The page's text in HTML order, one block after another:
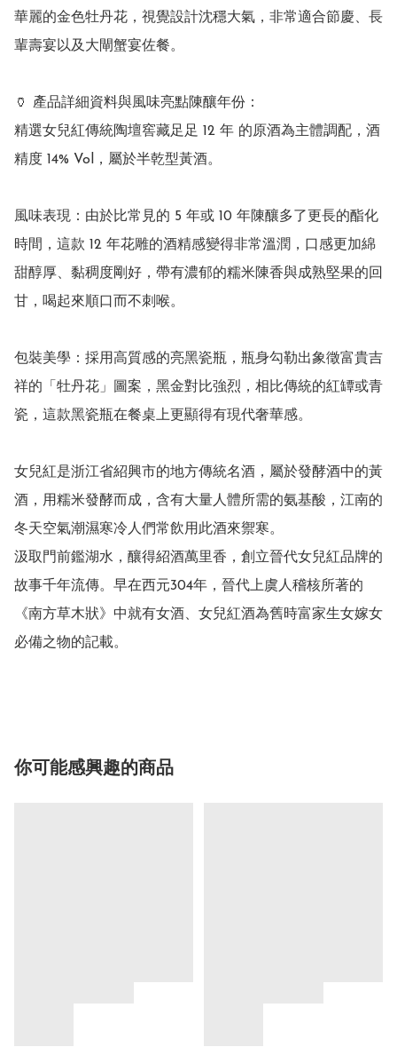
華麗的金色牡丹花，視覺設計沈穩大氣，非常適合節慶、長
輩壽宴以及大閘蟹宴佐餐。
🏺 產品詳細資料與風味亮點陳釀年份：
精選女兒紅傳統陶壇窖藏足足 12 年 的原酒為主體調配，酒
精度 14% Vol，屬於半乾型黃酒。
風味表現：由於比常見的 5 年或 10 年陳釀多了更長的酯化
時間，這款 12 年花雕的酒精感變得非常溫潤，口感更加綿
甜醇厚、黏稠度剛好，帶有濃郁的糯米陳香與成熟堅果的回
甘，喝起來順口而不刺喉。
包裝美學：採用高質感的亮黑瓷瓶，瓶身勾勒出象徵富貴吉
祥的「牡丹花」圖案，黑金對比強烈，相比傳統的紅罈或青
瓷，這款黑瓷瓶在餐桌上更顯得有現代奢華感。
女兒紅是浙江省紹興市的地方傳統名酒，屬於發酵酒中的黃
酒，用糯米發酵而成，含有大量人體所需的氨基酸，江南的
冬天空氣潮濕寒冷人們常飲用此酒來禦寒。
汲取門前鑑湖水，釀得紹酒萬里香，創立晉代女兒紅品牌的
故事千年流傳。早在西元304年，晉代上虞人稽核所著的
《南方草木狀》中就有女酒、女兒紅酒為舊時富家生女嫁女
必備之物的記載。
你可能感興趣的商品